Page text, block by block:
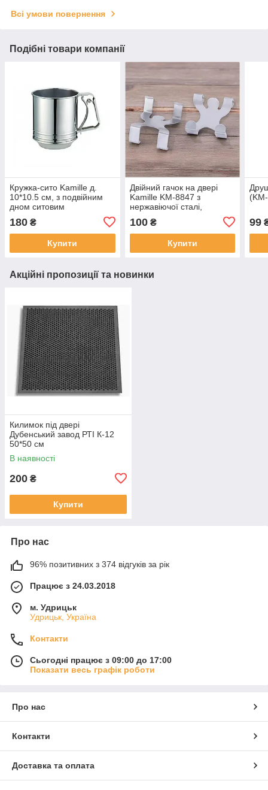
Всі умови повернення
Подібні товари компанії
Кружка-сито Kamille д.
10*10.5 см, з подвійним
дном ситовим
180 ₴
Купити
Двійний гачок на двері
Kamille KM-8847 з
нержавіючої сталі,
100₴
Купити
99
Акційні пропозиції та новинки
Килимок під двері
Дубенський завод РТІ К-12
50*50 см
В наявності
200 ₴
Купити
Про нас
96% позитивних з 374 відгуків за рік
Працює з 24.03.2018
м. Удрицьк
Удрицьк, Україна
Контакти
Сьогодні працює з 09:00 до 17:00
Показати весь графік роботи
Про нас
Контакти
Доставка та оплата